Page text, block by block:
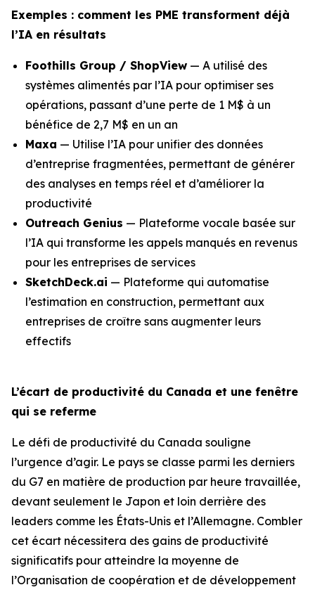
Exemples : comment les PME transforment déjà
l’IA en résultats
Foothills Group / ShopView — A utilisé des
systèmes alimentés par l’IA pour optimiser ses
opérations, passant d’une perte de 1 M$ à un
bénéfice de 2,7 M$ en un an
Maxa — Utilise l’IA pour unifier des données
d’entreprise fragmentées, permettant de générer
des analyses en temps réel et d’améliorer la
productivité
Outreach Genius — Plateforme vocale basée sur
l’IA qui transforme les appels manqués en revenus
pour les entreprises de services
SketchDeck.ai — Plateforme qui automatise
l’estimation en construction, permettant aux
entreprises de croître sans augmenter leurs
effectifs
L’écart de productivité du Canada et une fenêtre
qui se referme
Le défi de productivité du Canada souligne
l’urgence d’agir. Le pays se classe parmi les derniers
du G7 en matière de production par heure travaillée,
devant seulement le Japon et loin derrière des
leaders comme les États-Unis et l’Allemagne. Combler
cet écart nécessitera des gains de productivité
significatifs pour atteindre la moyenne de
l’Organisation de coopération et de développement